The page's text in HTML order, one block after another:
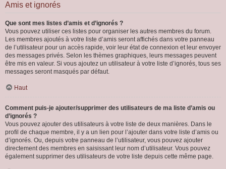
Amis et ignorés
Que sont mes listes d’amis et d’ignorés ?
Vous pouvez utiliser ces listes pour organiser les autres membres du forum.
Les membres ajoutés à votre liste d’amis seront affichés dans votre panneau
de l’utilisateur pour un accès rapide, voir leur état de connexion et leur envoyer
des messages privés. Selon les thèmes graphiques, leurs messages peuvent
être mis en valeur. Si vous ajoutez un utilisateur à votre liste d’ignorés, tous ses
messages seront masqués par défaut.
Haut
Comment puis-je ajouter/supprimer des utilisateurs de ma liste d’amis ou
d’ignorés ?
Vous pouvez ajouter des utilisateurs à votre liste de deux manières. Dans le
profil de chaque membre, il y a un lien pour l’ajouter dans votre liste d’amis ou
d’ignorés. Ou, depuis votre panneau de l’utilisateur, vous pouvez ajouter
directement des membres en saisissant leur nom d’utilisateur. Vous pouvez
également supprimer des utilisateurs de votre liste depuis cette même page.